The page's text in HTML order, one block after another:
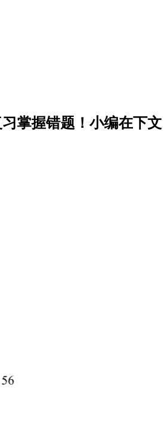
掌握错题！小编在下文